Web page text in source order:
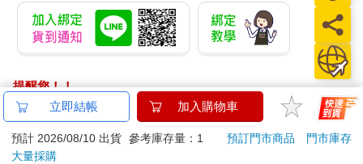
四柱共有八個字，所以又叫四柱八字。四柱一般要藉助萬年曆來
推查。紫微斗數推排四柱的方法歷來不統一，有爭議，各派意見
不一。主流的看法認為，紫微斗數既然重視數的運用，所以在推
排四柱和紫微盤時，不必考慮節令，月和日均用數字來推算；對
於時辰，則以晚上12點正（24時制為0點正）作為每日子時的交接
時間，即從晚上12點01分開始作為每一日的子時。這是紫微斗數
與四柱推命術又一個不同之處。四柱的具體推排方法如下：
（1）排年柱：即年干支，一般直接查萬年曆。
在紫微斗數中，一年之始是以農曆的正月初一為始的，而不是以
提醒您！！
金石堂及銀行均不會請您操作ATM! 如接獲電話要求您前往
ATM提款機，請不要聽從指示，以免受騙上當！
退換貨須知：
立即結帳 加入購物車
預計 2026/08/10 出貨 參考庫存量：1 預訂門市商品
門市庫存
大量採購